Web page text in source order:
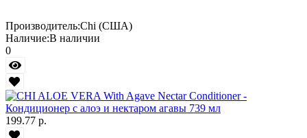
Производитель:Chi (США)
Наличие:В наличии
0
199.77 р.